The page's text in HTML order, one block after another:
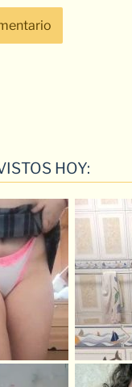
HOY: